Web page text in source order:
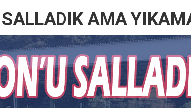
SALLADIK AMA